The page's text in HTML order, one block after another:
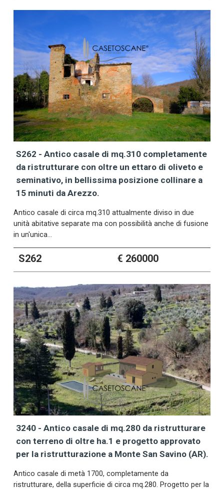
S262 - Antico casale di mq.310 completamente
da ristrutturare con oltre un ettaro di oliveto e
seminativo, in bellissima posizione collinare a
15 minuti da Arezzo.
Antico casale di circa mq.310 attualmente diviso in due
unità abitative separate ma con possibilità anche di fusione
in un'unica…
S262 € 260000
3240 - Antico casale di mq.280 da ristrutturare
con terreno di oltre ha.1 e progetto approvato
per la ristrutturazione a Monte San Savino (AR).
Antico casale di metà 1700, completamente da
ristrutturare, della superficie di circa mq.280. Progetto per la